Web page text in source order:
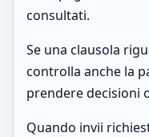
consultati.
Se una clausola
controlla anche la
prendere decisioni
Quando invii